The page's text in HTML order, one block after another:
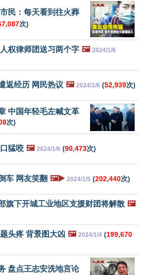
民：每天看到往火葬
次)
权律师团送习两个字 🖼️ 2024/1/6
返经历 网民热议 🖼️ 2024/1/6 (52,939次)
中国年轻毛左喊文革
次)
猛咬 🖼️ 2024/1/6 (90,473次)
车 网友笑翻 🖼️▶️ 2024/1/5 (202,440次)
旗下开城工业地区支援财团将解散 🖼️
头疼 背景图大凶 🖼️ 2024/1/4 (199,670
盘点王志安洗地言论